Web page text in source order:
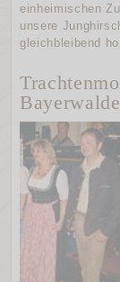
einheimischen
unsere
gleichbleibend